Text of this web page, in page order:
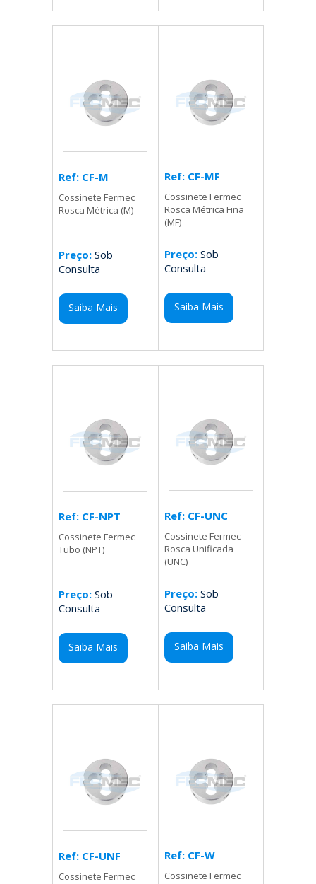
Ref: CF-M
Cossinete Fermec
Rosca Métrica (M)
Preço: Sob
Consulta
Saiba Mais
Ref: CF-MF
Cossinete Fermec
Rosca Métrica Fina
(MF)
Preço:Sob
Consulta
Saiba Mais
Ref: CF-NPT
Cossinete Fermec
Tubo (NPT)
Preço: Sob
Consulta
Saiba Mais
Ref: CF-UNC
Cossinete Fermec
Rosca Unificada
(UNC)
Preço:Sob
Consulta
Saiba Mais
Ref: CF-UNF
Cossinete Fermec
Ref: CF-W
Cossinete Fermec